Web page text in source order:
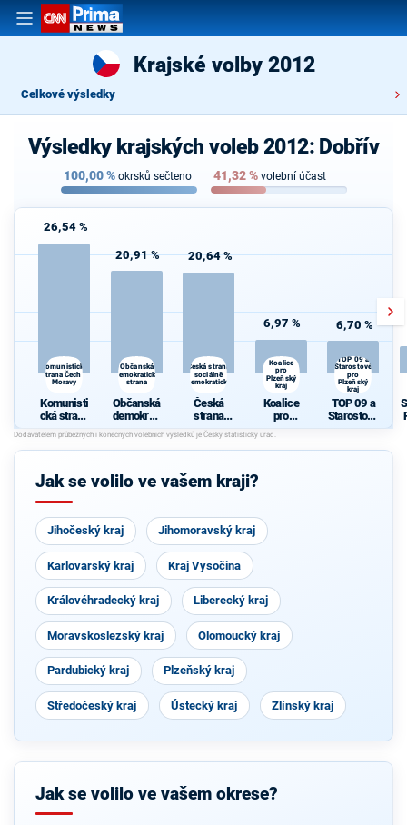
Krajské volby 2012
Celkové výsledky
Výsledky krajských voleb 2012: Dobřív
100,00% okrsků sečteno 41,32% volební účast
26,54 %
Komunistická
strana Čech a
Moravy
Komunisti
cká strana
Čech a
Moravy
20,91 %
Občanská
demokratická
strana
Občanská
demokrati
cká strana
20,64 %
Česká strana
sociálně
demokratická
Česká
strana
sociálně
demokrati
cká
6,97 %
Koalice
pro
Plzeňský
kraj
Koalice
pro
Plzeňský
kraj
6,70 %
TOP 09 a
Starostové
pro
Plzeňský
kraj
TOP 09 a
Starostové
pro
kraj
Jak se volilo ve vašem kraji?
Jihočeský kraj Jihomoravský kraj
Karlovarský kraj Kraj Vysočina
Královéhradecký kraj Liberecký kraj
Moravskoslezský kraj Olomoucký kraj
Pardubický kraj Plzeňský kraj
Středočeský kraj Ústecký kraj Zlínský kraj
Jak se volilo ve vašem okrese?